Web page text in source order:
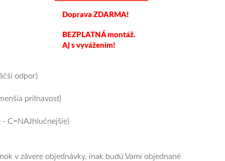
Doprava ZDARMA!
BEZPLATNÁ montáž.
Aj s vyvážením!
odpor)
priľnavosť)
C=NAJhlučnejšie)
v závere objednávky, inak budú Vami objednané